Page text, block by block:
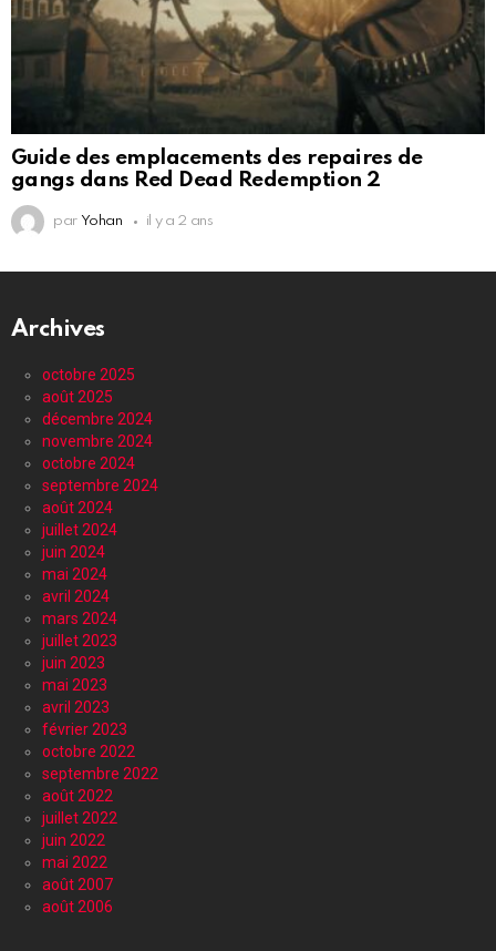
Guide des emplacements des repaires de
gangs dans Red Dead Redemption 2
par Yohan il y a 2 ans
Archives
octobre 2025
août 2025
décembre 2024
novembre 2024
octobre 2024
septembre 2024
août 2024
juillet 2024
juin 2024
mai 2024
avril 2024
mars 2024
juillet 2023
juin 2023
mai 2023
avril 2023
février 2023
octobre 2022
septembre 2022
août 2022
juillet 2022
juin 2022
mai 2022
août 2007
août 2006